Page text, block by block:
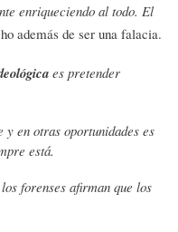
enriqueciendo al todo. El
además de ser una falacia.
es pretender
y en otras oportunidades es
está.
forenses afirman que los